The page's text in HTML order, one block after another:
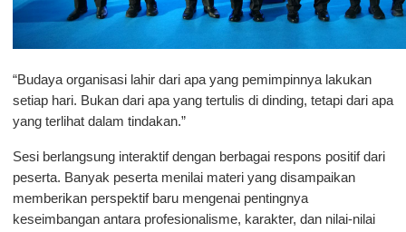
“Budaya organisasi lahir dari apa yang pemimpinnya lakukan
setiap hari. Bukan dari apa yang tertulis di dinding, tetapi dari apa
yang terlihat dalam tindakan.”
Sesi berlangsung interaktif dengan berbagai respons positif dari
peserta. Banyak peserta menilai materi yang disampaikan
memberikan perspektif baru mengenai pentingnya
keseimbangan antara profesionalisme, karakter, dan nilai-nilai